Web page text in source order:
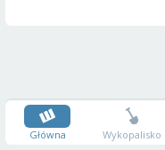
Główna Wykopalisko